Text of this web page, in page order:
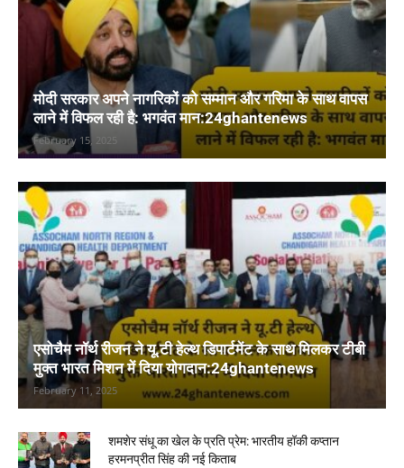
मोदी सरकार अपने नागरिकों को सम्मान और गरिमा के साथ वापस
लाने में विफल रही है: भगवंत मान:24ghantenews
February 15, 2025
एसोचैम नॉर्थ रीजन ने यू.टी हेल्थ डिपार्टमेंट के साथ मिलकर टीबी
मुक्त भारत मिशन में दिया योगदान:24ghantenews
February 11, 2025
शमशेर संधू का खेल के प्रति प्रेम: भारतीय हॉकी कप्तान
हरमनप्रीत सिंह की नई किताब